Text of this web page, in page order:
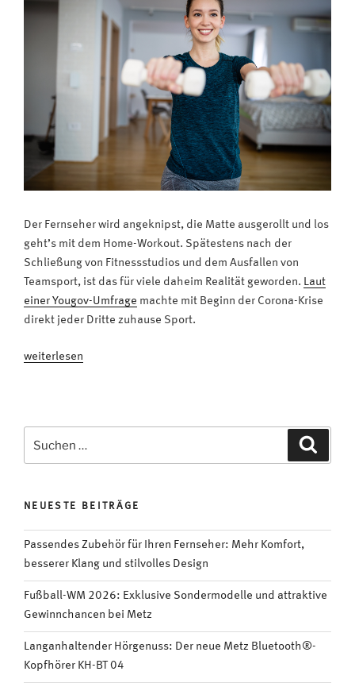
Der Fernseher wird angeknipst, die Matte ausgerollt und los
geht’s mit dem Home-Workout. Spätestens nach der
Schließung von Fitnessstudios und dem Ausfallen von
Teamsport, ist das für viele daheim Realität geworden. Laut
einer Yougov-Umfrage machte mit Beginn der Corona-Krise
direkt jeder Dritte zuhause Sport.
„Fit
wird
zum
Personal
Trainer“
weiterlesen
nach:
NEUESTE BEITRÄGE
Passendes Zubehör für Ihren Fernseher: Mehr Komfort,
besserer Klang und stilvolles Design
Fußball-WM 2026: Exklusive Sondermodelle und attraktive
Gewinnchancen bei Metz
Langanhaltender Hörgenuss: Der neue Metz Bluetooth®-
Kopfhörer KH-BT 04